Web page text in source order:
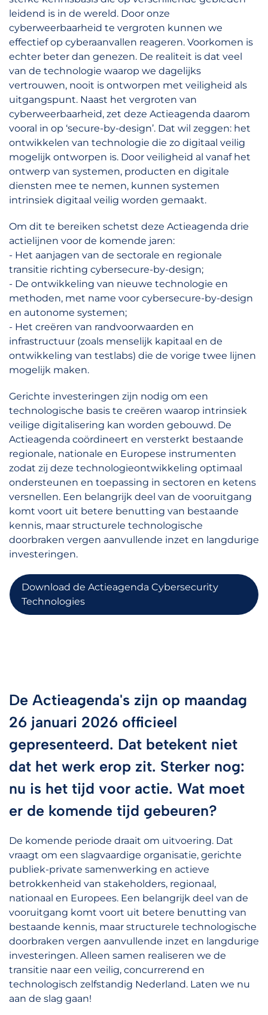
leidend is in de wereld. Door onze
cyberweerbaarheid te vergroten kunnen we
effectief op cyberaanvallen reageren. Voorkomen is
echter beter dan genezen. De realiteit is dat veel
van de technologie waarop we dagelijks
vertrouwen, nooit is ontworpen met veiligheid als
uitgangspunt. Naast het vergroten van
cyberweerbaarheid, zet deze Actieagenda daarom
vooral in op ‘secure-by-design’. Dat wil zeggen: het
ontwikkelen van technologie die zo digitaal veilig
mogelijk ontworpen is. Door veiligheid al vanaf het
ontwerp van systemen, producten en digitale
diensten mee te nemen, kunnen systemen
intrinsiek digitaal veilig worden gemaakt.
Om dit te bereiken schetst deze Actieagenda drie
actielijnen voor de komende jaren:
- Het aanjagen van de sectorale en regionale
transitie richting cybersecure-by-design;
- De ontwikkeling van nieuwe technologie en
methoden, met name voor cybersecure-by-design
en autonome systemen;
- Het creëren van randvoorwaarden en
infrastructuur (zoals menselijk kapitaal en de
ontwikkeling van testlabs) die de vorige twee lijnen
mogelijk maken.
Gerichte investeringen zijn nodig om een
technologische basis te creëren waarop intrinsiek
veilige digitalisering kan worden gebouwd. De
Actieagenda coördineert en versterkt bestaande
regionale, nationale en Europese instrumenten
zodat zij deze technologieontwikkeling optimaal
ondersteunen en toepassing in sectoren en ketens
versnellen. Een belangrijk deel van de vooruitgang
komt voort uit betere benutting van bestaande
kennis, maar structurele technologische
doorbraken vergen aanvullende inzet en langdurige
investeringen.
Download de Actieagenda Cybersecurity
Technologies
De Actieagenda's zijn op maandag
26 januari 2026 officieel
gepresenteerd. Dat betekent niet
dat het werk erop zit. Sterker nog:
nu is het tijd voor actie. Wat moet
er de komende tijd gebeuren?
De komende periode draait om uitvoering. Dat
vraagt om een slagvaardige organisatie, gerichte
publiek-private samenwerking en actieve
betrokkenheid van stakeholders, regionaal,
nationaal en Europees. Een belangrijk deel van de
vooruitgang komt voort uit betere benutting van
bestaande kennis, maar structurele technologische
doorbraken vergen aanvullende inzet en langdurige
investeringen. Alleen samen realiseren we de
transitie naar een veilig, concurrerend en
technologisch zelfstandig Nederland. Laten we nu
aan de slag gaan!